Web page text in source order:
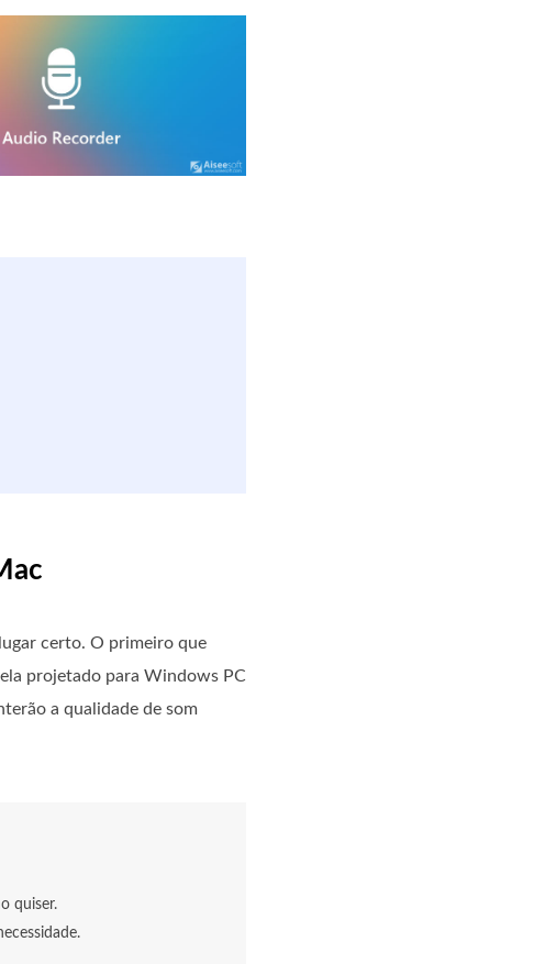
certo. O primeiro que
projetado para Windows PC
a qualidade de som
quiser.